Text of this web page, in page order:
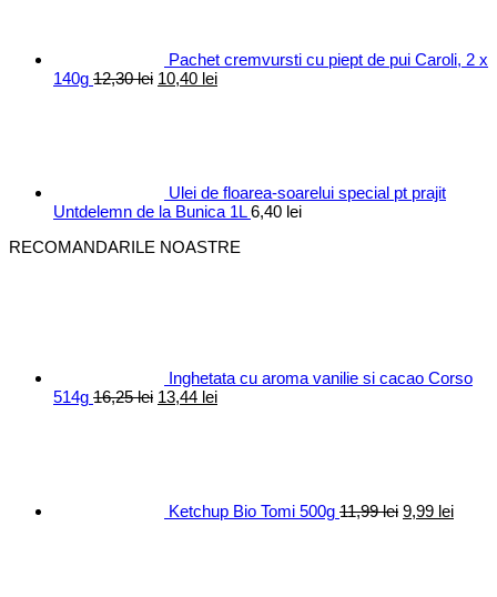
Pachet cremvursti cu piept de pui Caroli, 2 x
140g 12,30lei Prețul
10,40 leiPrețul
Ulei de floarea-soarelui special pt prajit
Untdelemn de la Bunica 1L 6,40 lei
RECOMANDARILE NOASTRE
Inghetata cu aroma vanilie si cacao Corso
514g 16,25lei Prețul
13,44 leiPrețul
Ketchup Bio Tomi 500g 11,99lei 9,99 lei